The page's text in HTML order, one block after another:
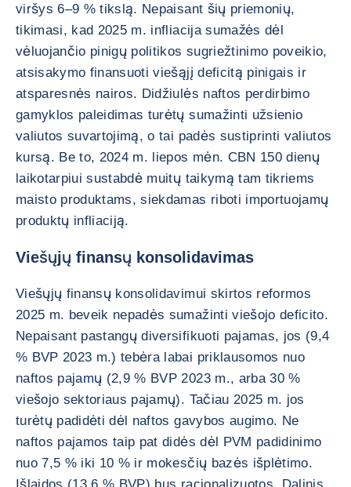
viršys 6–9 % tikslą. Nepaisant šių priemonių,
tikimasi, kad 2025 m. infliacija sumažės dėl
vėluojančio pinigų politikos sugriežtinimo poveikio,
atsisakymo finansuoti viešąjį deficitą pinigais ir
atsparesnės nairos. Didžiulės naftos perdirbimo
gamyklos paleidimas turėtų sumažinti užsienio
valiutos suvartojimą, o tai padės sustiprinti valiutos
kursą. Be to, 2024 m. liepos mėn. CBN 150 dienų
laikotarpiui sustabdė muitų taikymą tam tikriems
maisto produktams, siekdamas riboti importuojamų
produktų infliaciją.
Viešųjų finansų konsolidavimas
Viešųjų finansų konsolidavimui skirtos reformos
2025 m. beveik nepadės sumažinti viešojo deficito.
Nepaisant pastangų diversifikuoti pajamas, jos (9,4
% BVP 2023 m.) tebėra labai priklausomos nuo
naftos pajamų (2,9 % BVP 2023 m., arba 30 %
viešojo sektoriaus pajamų). Tačiau 2025 m. jos
turėtų padidėti dėl naftos gavybos augimo. Ne
naftos pajamos taip pat didės dėl PVM padidinimo
nuo 7,5 % iki 10 % ir mokesčių bazės išplėtimo.